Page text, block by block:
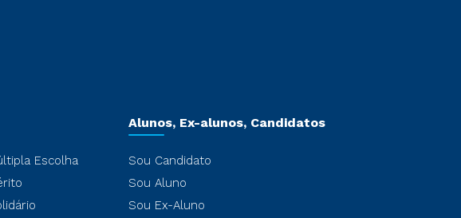
Escolha
Alunos, Ex-alunos, Candidatos
Sou Candidato
Sou Aluno
Sou Ex-Aluno